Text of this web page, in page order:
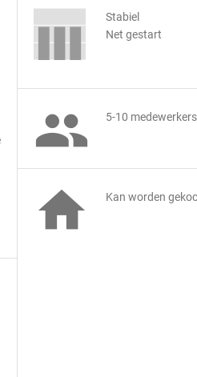
Stabiel
Net gestart
 5-10 medewerkers
 Kan worden